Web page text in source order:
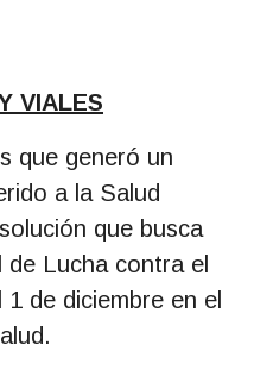
VIALES
que generó un
a la Salud
que busca
Lucha contra el
de diciembre en el